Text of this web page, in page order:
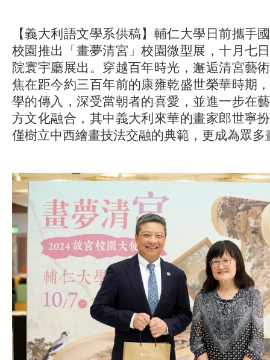
【義大利語文學系供稿】輔仁大學日前攜手
校園推出「畫夢清宮」校園微型展，十月七
院寰宇廳展出。穿越百年時光，邂逅清宮藝
焦在距今約三百年前的康雍乾盛世榮華時期
學的傳入，深受當朝者的喜愛，並進一步在
方文化融合，其中義大利來華的畫家郎世寧
僅樹立中西繪畫技法交融的典範，更成為眾多